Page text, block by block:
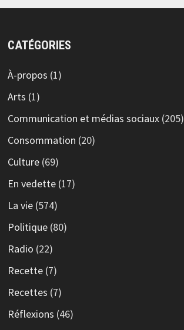
CATÉGORIES
À-propos (1)
Arts (1)
Communication et médias sociaux(205)
Consommation (20)
Culture(69)
En vedette(17)
La vie(574)
Politique(80)
Radio (22)
Recette(7)
Recettes (7)
Réflexions (46)